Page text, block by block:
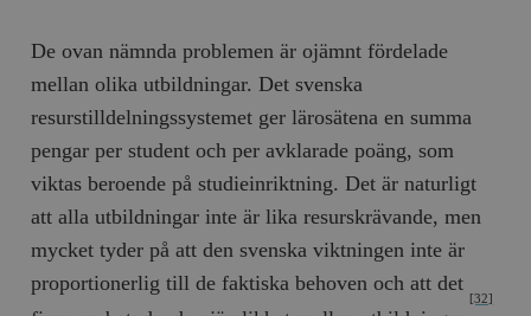
De ovan nämnda problemen är ojämnt fördelade
mellan olika utbildningar. Det svenska
resurstilldelningssystemet ger lärosätena en summa
pengar per student och per avklarade poäng, som
viktas beroende på studieinriktning. Det är naturligt
att alla utbildningar inte är lika resurskrävande, men
mycket tyder på att den svenska viktningen inte är
proportionerlig till de faktiska behoven och att det
[32]